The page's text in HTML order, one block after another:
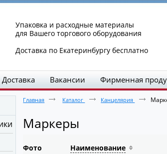
Упаковка и расходные материалы
для Вашего торгового оборудования
Доставка по Екатеринбургу бесплатно
Доставка Вакансии Фирменная
Главная Каталог Канцелярия
Маркеры
Фото Наименование